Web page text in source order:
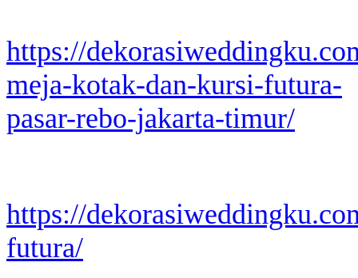
https://
meja-kotak-dan-kursi-futura-
pasar-rebo-jakarta-timur/
https://
futura/